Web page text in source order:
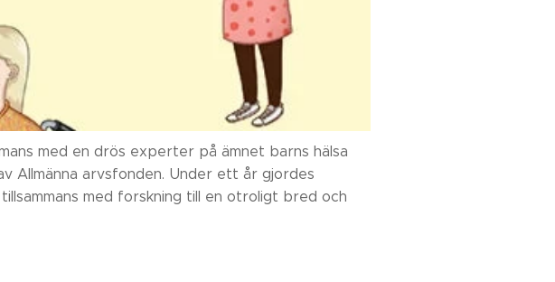
med en drös experter på ämnet barns hälsa
Allmänna arvsfonden. Under ett år gjordes
med forskning till en otroligt bred och